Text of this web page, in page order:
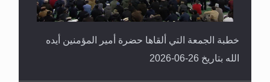
خطبة الجمعة التي ألقاها حضرة أمير المؤمنين أيده
الله بتاريخ 26-06-2026